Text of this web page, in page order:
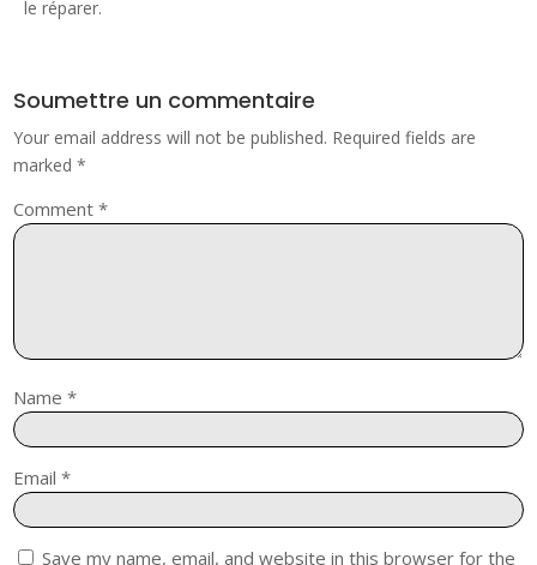
le réparer.
Soumettre un commentaire
Your email address will not be published. Required fields are
marked*
Comment*
Name*
Email*
Save my name, email, and website in this browser for the